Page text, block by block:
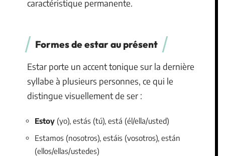
caractéristique permanente.
Formes de estar au présent
Estar porte un accent tonique sur la dernière
syllabe à plusieurs personnes, ce qui le
distingue visuellement de ser :
Estoy (yo), estás (tú), está (él/ella/usted)
Estamos (nosotros), estáis (vosotros), están
(ellos/ellas/ustedes)